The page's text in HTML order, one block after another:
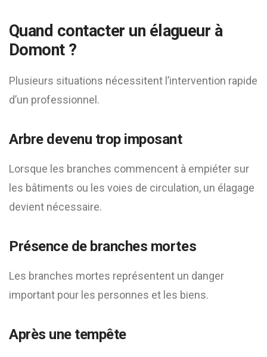
Quand contacter un élagueur à
Domont ?
Plusieurs situations nécessitent l’intervention rapide
d’un professionnel.
Arbre devenu trop imposant
Lorsque les branches commencent à empiéter sur
les bâtiments ou les voies de circulation, un élagage
devient nécessaire.
Présence de branches mortes
Les branches mortes représentent un danger
important pour les personnes et les biens.
Après une tempête